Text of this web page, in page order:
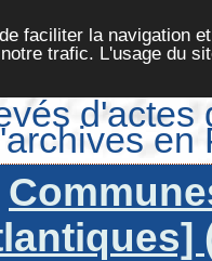
faciliter la navigation
trafic. L'usage du
d'actes
en